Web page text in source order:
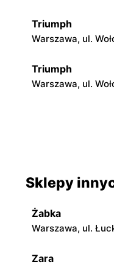
Triumph
Warszawa, ul.
Triumph
Warszawa, ul.
Warszawa, ul.
Triumph
Sklepy
Żabka
Warszawa, ul.
Zara